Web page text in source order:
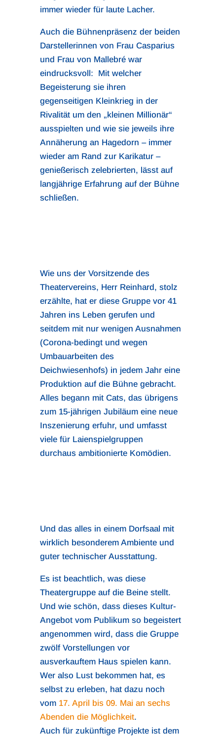
immer wieder für laute Lacher.
Auch die Bühnenpräsenz der beiden
Darstellerinnen von Frau Casparius
und Frau von Mallebré war
eindrucksvoll: Mit welcher
Begeisterung sie ihren
gegenseitigen Kleinkrieg in der
Rivalität um den „kleinen Millionär“
ausspielten und wie sie jeweils ihre
Annäherung an Hagedorn – immer
wieder am Rand zur Karikatur –
genießerisch zelebrierten, lässt auf
langjährige Erfahrung auf der Bühne
schließen.
Wie uns der Vorsitzende des
Theatervereins, Herr Reinhard, stolz
erzählte, hat er diese Gruppe vor 41
Jahren ins Leben gerufen und
seitdem mit nur wenigen Ausnahmen
(Corona-bedingt und wegen
Umbauarbeiten des
Deichwiesenhofs) in jedem Jahr eine
Produktion auf die Bühne gebracht.
Alles begann mit Cats, das übrigens
zum 15-jährigen Jubiläum eine neue
Inszenierung erfuhr, und umfasst
viele für Laienspielgruppen
durchaus ambitionierte Komödien.
Und das alles in einem Dorfsaal mit
wirklich besonderem Ambiente und
guter technischer Ausstattung.
Es ist beachtlich, was diese
Theatergruppe auf die Beine stellt.
Und wie schön, dass dieses Kultur-
Angebot vom Publikum so begeistert
angenommen wird, dass die Gruppe
zwölf Vorstellungen vor
ausverkauftem Haus spielen kann.
Wer also Lust bekommen hat, es
selbst zu erleben, hat dazu noch
vom 17. April bis 09. Mai an sechs
Abenden die Möglichkeit.
Auch für zukünftige Projekte ist dem